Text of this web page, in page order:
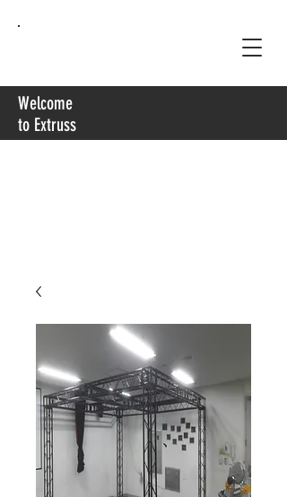
Welcome
to Extruss